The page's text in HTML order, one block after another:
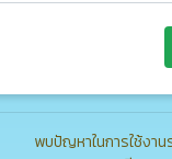
พบปัญหาในการใช้งา